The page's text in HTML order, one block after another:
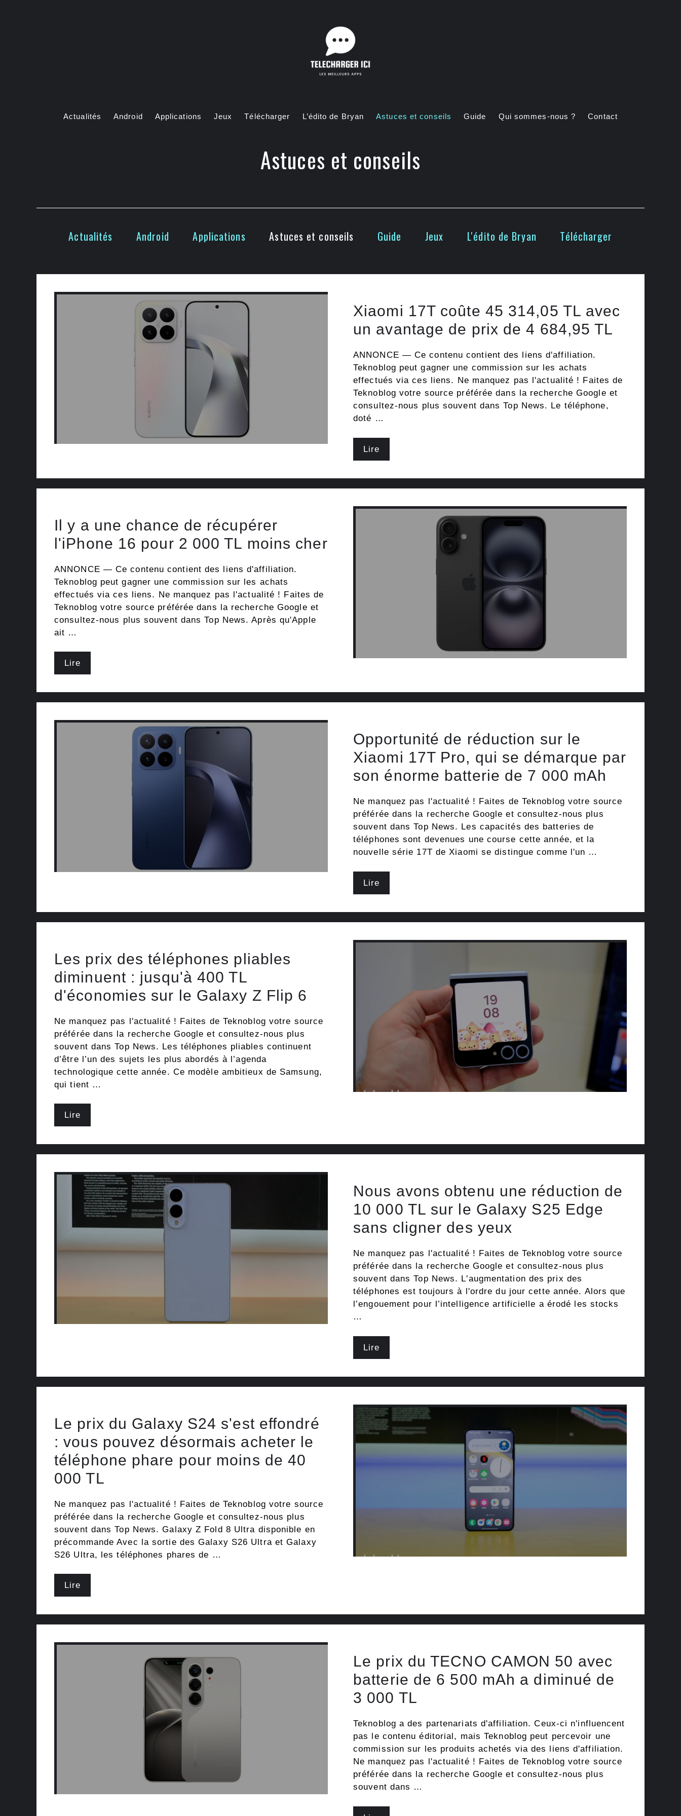
Actualités Android Applications Jeux Télécharger L’édito de Bryan Astuces et conseils Guide Qui sommes-nous ? Contact
Astuces et conseils
Actualités Android Applications Astuces et conseils Guide Jeux L'édito de Bryan Télécharger
Xiaomi 17T coûte 45 314,05 TL avec
un avantage de prix de 4 684,95 TL
ANNONCE — Ce contenu contient des liens d'affiliation.
Teknoblog peut gagner une commission sur les achats
effectués via ces liens. Ne manquez pas l'actualité ! Faites de
Teknoblog votre source préférée dans la recherche Google et
consultez-nous plus souvent dans Top News. Le téléphone,
doté …
Lire
Il y a une chance de récupérer
l'iPhone 16 pour 2 000 TL moins cher
ANNONCE — Ce contenu contient des liens d'affiliation.
Teknoblog peut gagner une commission sur les achats
effectués via ces liens. Ne manquez pas l'actualité ! Faites de
Teknoblog votre source préférée dans la recherche Google et
consultez-nous plus souvent dans Top News. Après qu'Apple
ait …
Lire
Opportunité de réduction sur le
Xiaomi 17T Pro, qui se démarque par
son énorme batterie de 7 000 mAh
Ne manquez pas l'actualité ! Faites de Teknoblog votre source
préférée dans la recherche Google et consultez-nous plus
souvent dans Top News. Les capacités des batteries de
téléphones sont devenues une course cette année, et la
nouvelle série 17T de Xiaomi se distingue comme l'un …
Lire
Les prix des téléphones pliables
diminuent : jusqu'à 400 TL
d'économies sur le Galaxy Z Flip 6
Ne manquez pas l'actualité ! Faites de Teknoblog votre source
préférée dans la recherche Google et consultez-nous plus
souvent dans Top News. Les téléphones pliables continuent
d’être l’un des sujets les plus abordés à l’agenda
technologique cette année. Ce modèle ambitieux de Samsung,
qui tient …
Lire
Nous avons obtenu une réduction de
10 000 TL sur le Galaxy S25 Edge
sans cligner des yeux
Ne manquez pas l'actualité ! Faites de Teknoblog votre source
préférée dans la recherche Google et consultez-nous plus
souvent dans Top News. L'augmentation des prix des
téléphones est toujours à l'ordre du jour cette année. Alors que
l’engouement pour l’intelligence artificielle a érodé les stocks
…
Lire
Le prix du Galaxy S24 s'est effondré
: vous pouvez désormais acheter le
téléphone phare pour moins de 40
000 TL
Ne manquez pas l'actualité ! Faites de Teknoblog votre source
préférée dans la recherche Google et consultez-nous plus
souvent dans Top News. Galaxy Z Fold 8 Ultra disponible en
précommande Avec la sortie des Galaxy S26 Ultra et Galaxy
S26 Ultra, les téléphones phares de …
Lire
Le prix du TECNO CAMON 50 avec
batterie de 6 500 mAh a diminué de
3 000 TL
Teknoblog a des partenariats d'affiliation. Ceux-ci n'influencent
pas le contenu éditorial, mais Teknoblog peut percevoir une
commission sur les produits achetés via des liens d'affiliation.
Ne manquez pas l'actualité ! Faites de Teknoblog votre source
préférée dans la recherche Google et consultez-nous plus
souvent dans …